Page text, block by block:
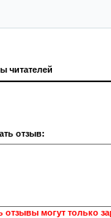
читателей
отзыв:
отзывы могут только